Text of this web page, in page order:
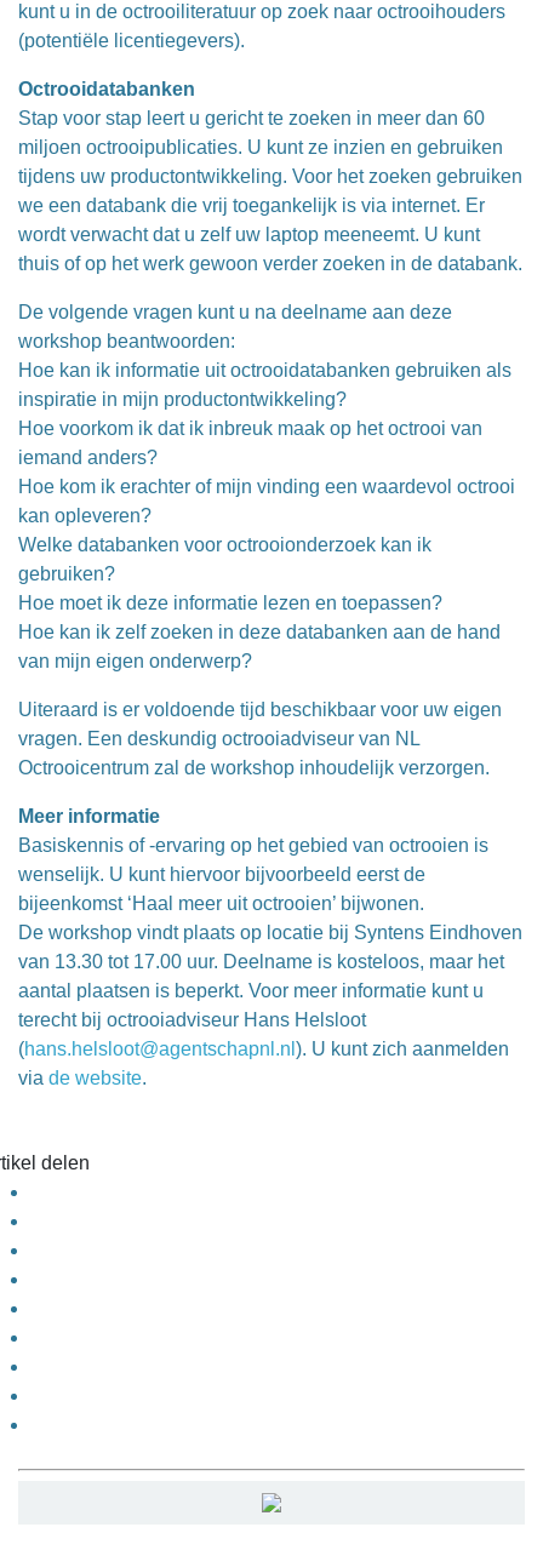
kunt u in de octrooiliteratuur op zoek naar octrooihouders
(potentiële licentiegevers).
Octrooidatabanken
Stap voor stap leert u gericht te zoeken in meer dan 60
miljoen octrooipublicaties. U kunt ze inzien en gebruiken
tijdens uw productontwikkeling. Voor het zoeken gebruiken
we een databank die vrij toegankelijk is via internet. Er
wordt verwacht dat u zelf uw laptop meeneemt. U kunt
thuis of op het werk gewoon verder zoeken in de databank.
De volgende vragen kunt u na deelname aan deze
workshop beantwoorden:
Hoe kan ik informatie uit octrooidatabanken gebruiken als
inspiratie in mijn productontwikkeling?
Hoe voorkom ik dat ik inbreuk maak op het octrooi van
iemand anders?
Hoe kom ik erachter of mijn vinding een waardevol octrooi
kan opleveren?
Welke databanken voor octrooionderzoek kan ik
gebruiken?
Hoe moet ik deze informatie lezen en toepassen?
Hoe kan ik zelf zoeken in deze databanken aan de hand
van mijn eigen onderwerp?
Uiteraard is er voldoende tijd beschikbaar voor uw eigen
vragen. Een deskundig octrooiadviseur van NL
Octrooicentrum zal de workshop inhoudelijk verzorgen.
Meer informatie
Basiskennis of -ervaring op het gebied van octrooien is
wenselijk. U kunt hiervoor bijvoorbeeld eerst de
bijeenkomst ‘Haal meer uit octrooien’ bijwonen.
De workshop vindt plaats op locatie bij Syntens Eindhoven
van 13.30 tot 17.00 uur. Deelname is kosteloos, maar het
aantal plaatsen is beperkt. Voor meer informatie kunt u
terecht bij octrooiadviseur Hans Helsloot
(hans.helsloot@agentschapnl.nl ). U kunt zich aanmelden
via de website.
delen